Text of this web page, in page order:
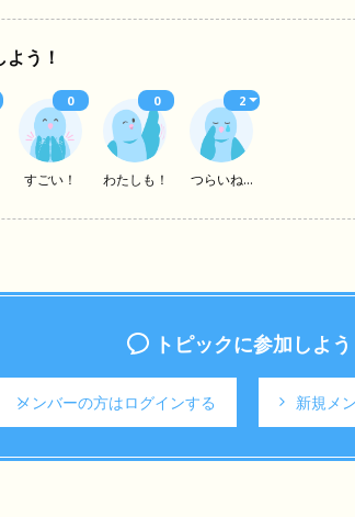
う！
すごい！ わたしも！ つらいね...
0 0 2
トピックに参加しよう
メンバーの方はログインする 新規メ